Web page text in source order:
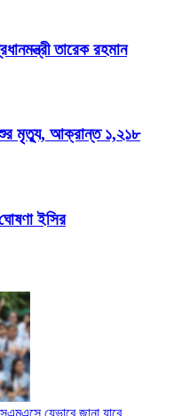
তারেক রহমান
মৃত্যু, আক্রান্ত ১,২১৮
ইসির